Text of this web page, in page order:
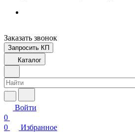
Заказать звонок
Запросить КП
Каталог
Войти
0
0
Избранное